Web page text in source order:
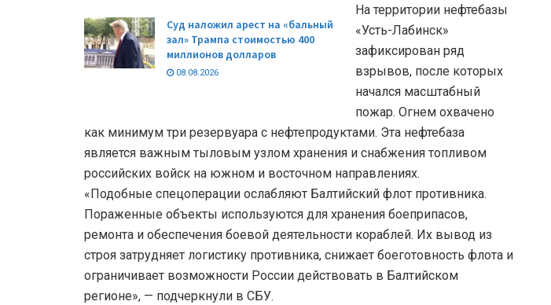
Суд наложил арест на «бальный
зал» Трампа стоимостью 400
миллионов долларов
08.08.2026
На территории нефтебазы
«Усть-Лабинск»
зафиксирован ряд
взрывов, после которых
начался масштабный
пожар. Огнем охвачено
как минимум три резервуара с нефтепродуктами. Эта нефтебаза
является важным тыловым узлом хранения и снабжения топливом
российских войск на южном и восточном направлениях.
«Подобные спецоперации ослабляют Балтийский флот противника.
Пораженные объекты используются для хранения боеприпасов,
ремонта и обеспечения боевой деятельности кораблей. Их вывод из
строя затрудняет логистику противника, снижает боеготовность флота и
ограничивает возможности России действовать в Балтийском
регионе», — подчеркнули в СБУ.